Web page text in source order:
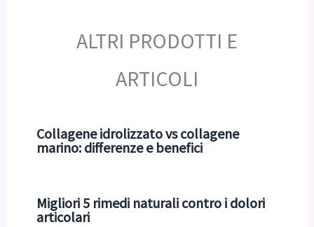
ALTRI PRODOTTI E
ARTICOLI
Collagene idrolizzato vs collagene
marino: differenze e benefici
Migliori 5 rimedi naturali contro i dolori
articolari